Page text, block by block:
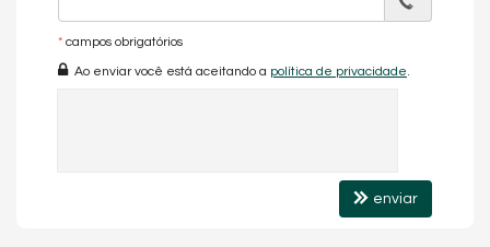
* campos obrigatórios
Ao enviar você está aceitando a política de privacidade
enviar